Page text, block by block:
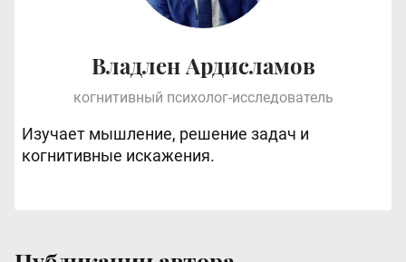
Владлен Ардисламов
когнитивный психолог-исследователь
Изучает мышление, решение задач и
когнитивные искажения.